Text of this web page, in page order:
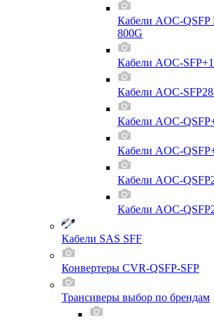
Кабели AOC-QSFP
800G
Кабели AOC-
Кабели AOC-
Кабели AOC-
Кабели AOC-
Кабели AOC-
Кабели AOC-
Кабели SAS SFF
Конвертеры CVR-QSFP-SFP
Трансиверы выбор по брендам